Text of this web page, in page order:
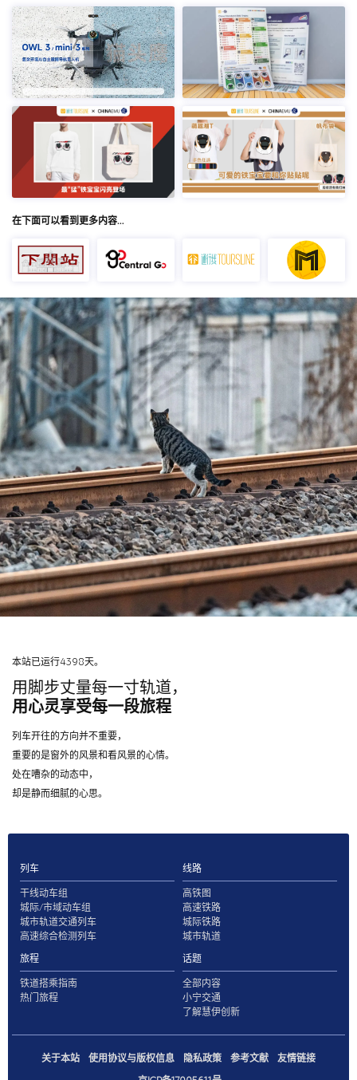
在下面可以看到更多内容…
本站已运行4398天。
用脚步丈量每一寸轨道，
用心灵享受每一段旅程
列车开往的方向并不重要，
重要的是窗外的风景和看风景的心情。
处在嘈杂的动态中，
却是静而细腻的心思。
列车
干线动车组
城际/市域动车组
城市轨道交通列车
高速综合检测列车
线路
高铁图
高速铁路
城际铁路
城市轨道
旅程
铁道搭乘指南
热门旅程
话题
全部内容
小宁交通
了解慧伊创新
关于本站 使用协议与版权信息 隐私政策 参考文献
友情链接